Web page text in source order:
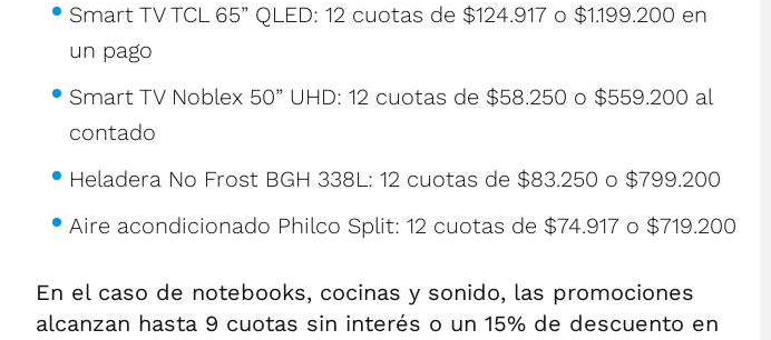
Smart TV TCL 65” QLED: 12 cuotas de $124.917 o $1.199.200 en
un pago
Smart TV Noblex 50” UHD: 12 cuotas de $58.250 o $559.200 al
contado
Heladera No Frost BGH 338L: 12 cuotas de $83.250 o $799.200
Aire acondicionado Philco Split: 12 cuotas de $74.917 o $719.200
En el caso de notebooks, cocinas y sonido, las promociones
alcanzan hasta 9 cuotas sin interés o un 15% de descuento en